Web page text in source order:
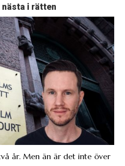
nästa i rätten
år. Men än är det inte över